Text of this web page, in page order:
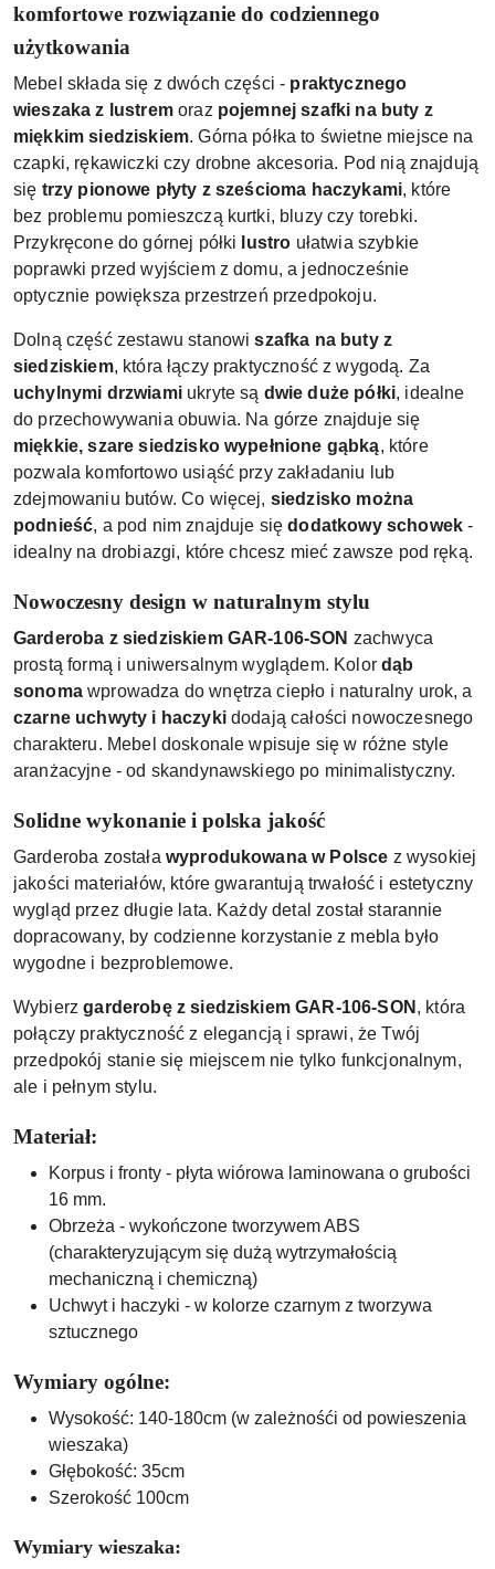
komfortowe rozwiązanie do codziennego
użytkowania
Mebel składa się z dwóch części - praktycznego
wieszaka z lustremoraz pojemnej szafki na buty z
miękkim siedziskiem. Górna półka to świetne miejsce na
czapki, rękawiczki czy drobne akcesoria. Pod nią znajdują
się trzy pionowe płyty z sześcioma haczykami, które
bez problemu pomieszczą kurtki, bluzy czy torebki.
Przykręcone do górnej półki
lustro ułatwia szybkie
poprawki przed wyjściem z domu, a jednocześnie
optycznie powiększa przestrzeń przedpokoju.
Dolną część zestawu stanowiszafka na buty z
siedziskiem, która łączy praktyczność z wygodą. Za
uchylnymi drzwiamiukryte są dwie duże półki, idealne
do przechowywania obuwia. Na górze znajduje się
miękkie, szare siedzisko wypełnione gąbką, które
pozwala komfortowo usiąść przy zakładaniu lub
zdejmowaniu butów. Co więcej, siedzisko można
podnieść, a pod nim znajduje siędodatkowy schowek -
idealny na drobiazgi, które chcesz mieć zawsze pod ręką.
Nowoczesny design w naturalnym stylu
Garderoba z siedziskiem GAR-106-SON zachwyca
prostą formą i uniwersalnym wyglądem. Kolordąb
sonomawprowadza do wnętrza ciepło i naturalny urok, a
czarne uchwyty i haczykidodają całości nowoczesnego
charakteru. Mebel doskonale wpisuje się w różne style
aranżacyjne - od skandynawskiego po minimalistyczny.
Solidne wykonanie i polska jakość
Garderoba została wyprodukowana w Polsce z wysokiej
jakości materiałów, które gwarantują trwałość i estetyczny
wygląd przez długie lata. Każdy detal został starannie
dopracowany, by codzienne korzystanie z mebla było
wygodne i bezproblemowe.
Wybierzgarderobę z siedziskiem GAR-106-SON , która
połączy praktyczność z elegancją i sprawi, że Twój
przedpokój stanie się miejscem nie tylko funkcjonalnym,
ale i pełnym stylu.
Materiał:
Korpus i fronty - płyta wiórowa laminowana o grubości
16 mm.
Obrzeża - wykończone tworzywem ABS
(charakteryzującym się dużą wytrzymałością
mechaniczną i chemiczną)
Uchwyt i haczyki - w kolorze czarnym z tworzywa
sztucznego
Wymiary ogólne:
Wysokość: 140-180cm (w zależnośći od powieszenia
wieszaka)
Głębokość: 35cm
Szerokość 100cm
Wymiary wieszaka: